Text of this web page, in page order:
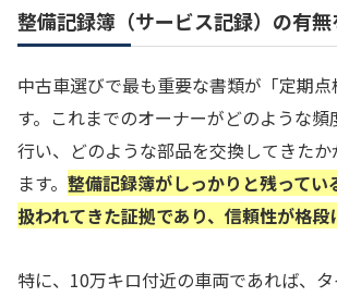
整備記録簿（サービス記録）の有無
中古車選びで最も重要な書類が「定期
す。これまでのオーナーがどのような頻
行い、どのような部品を交換してきた
ます。 整備記録簿がしっかりと残ってい
扱われてきた証拠であり、信頼性が格段
特に、10万キロ付近の車両であれば、